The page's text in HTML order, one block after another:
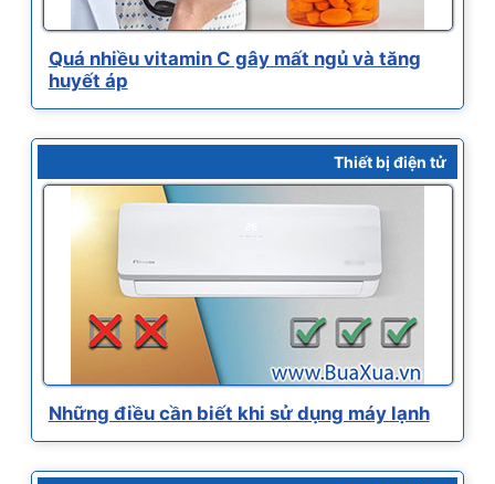
Quá nhiều vitamin C gây mất ngủ và tăng
huyết áp
Thiết bị điện tử
Những điều cần biết khi sử dụng máy lạnh